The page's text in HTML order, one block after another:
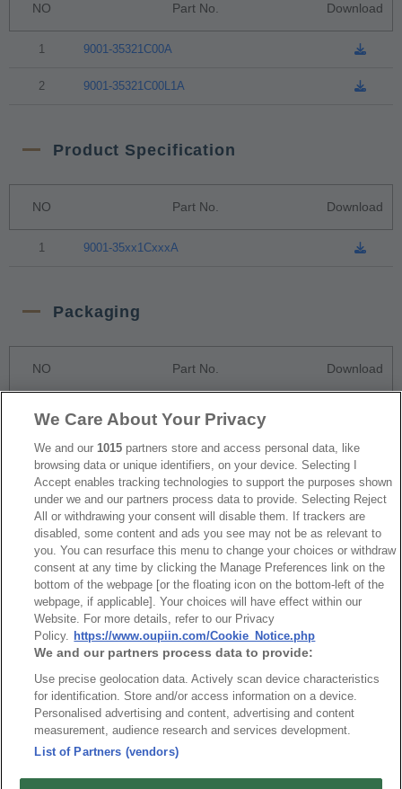
NO Part No. Download
1 9001-35321C00A
2 9001-35321C00L1A
Product Specification
NO Part No. Download
1 9001-35xx1CxxxA
Packaging
NO Part No. Download
Tray Package
RoHS CoC
NO Part No. Download
1 9001_RoHS CoC
最新消息
展覽訊息
連接器信息
環保資料
We Care About Your Privacy
We and our1015 partners store and access personal data, like
browsing data or unique identifiers, on your device. Selecting I
Accept enables tracking technologies to support the purposes shown
under we and our partners process data to provide. Selecting Reject
All or withdrawing your consent will disable them. If trackers are
disabled, some content and ads you see may not be as relevant to
you. You can resurface this menu to change your choices or withdraw
consent at any time by clicking the Manage Preferences link on the
bottom of the webpage [or the floating icon on the bottom-left of the
webpage, if applicable]. Your choices will have effect within our
Website. For more details, refer to our Privacy
Policy. https://www.oupiin.com/Cookie_Notice.php
We and our partners process data to provide:
Use precise geolocation data. Actively scan device characteristics
for identification. Store and/or access information on a device.
Personalised advertising and content, advertising and content
measurement, audience research and services development.
List of Partners (vendors)